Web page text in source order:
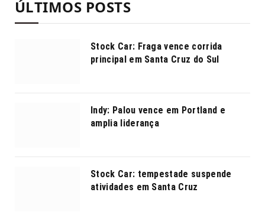
ÚLTIMOS POSTS
Stock Car: Fraga vence corrida
principal em Santa Cruz do Sul
Indy: Palou vence em Portland e
amplia liderança
Stock Car: tempestade suspende
atividades em Santa Cruz